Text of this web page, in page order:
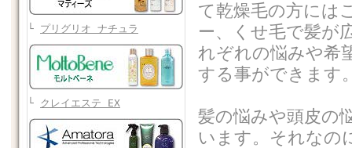
└ プリグリオ ナチュラ
└ クレイエステ EX
て乾燥毛の方には
ー、くせ毛で髪が
れぞれの悩みや希
する事ができます
髪の悩みや頭皮の
います。それなの